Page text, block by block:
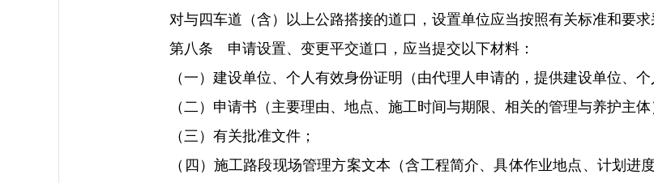
对与四车道（含）以上公路搭接的道口，设置单位应当按照有关标准和要求
第八条 申请设置、变更平交道口，应当提交以下材料：
（一）建设单位、个人有效身份证明（由代理人申请的，提供建设单位、个
（二）申请书（主要理由、地点、施工时间与期限、相关的管理与养护主体
（三）有关批准文件；
（四）施工路段现场管理方案文本（含工程简介、具体作业地点、计划进